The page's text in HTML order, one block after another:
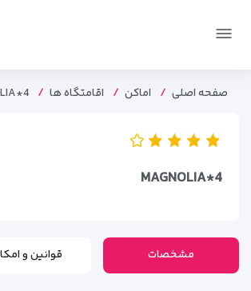
صفحه اصلی اماکن اقامتگاه ها
MAGNOLIA*4
مشخصات قوانین و